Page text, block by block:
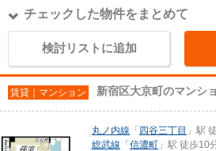
チェックした物件をまとめて
検討リストに追加
賃貸｜マンション 新宿区大京町のマンシ
丸ノ内線 「 四谷三丁目 」駅
総武線 「 信濃町 」駅 徒歩10